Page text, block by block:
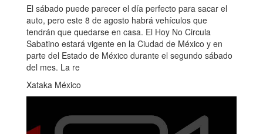
El sábado puede parecer el día perfecto para sacar el
auto, pero este 8 de agosto habrá vehículos que
tendrán que quedarse en casa. El Hoy No Circula
Sabatino estará vigente en la Ciudad de México y en
parte del Estado de México durante el segundo sábado
del mes. La re
Xataka México